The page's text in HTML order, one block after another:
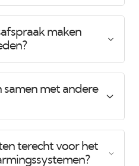
maken
met andere
terecht voor het